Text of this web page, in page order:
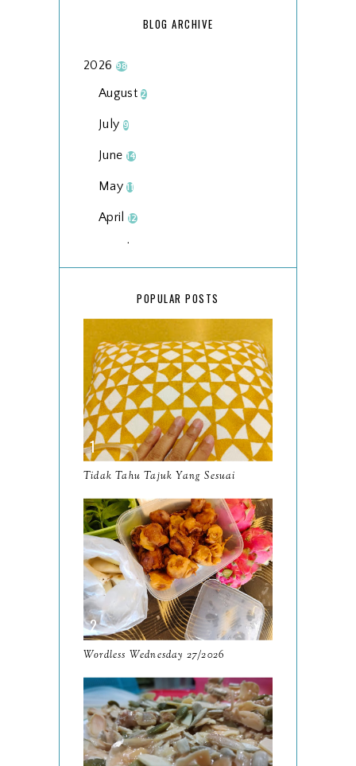
BLOG ARCHIVE
2026 98
August2
July 9
June 14
May11
April 12
March
2025134
December15
November14
October13
September 9
August8
July 14
June10
May
April9
March11
February8
January14
2024130
POPULAR POSTS
Tidak Tahu Tajuk Yang Sesuai
Wordless Wednesday 27/2026